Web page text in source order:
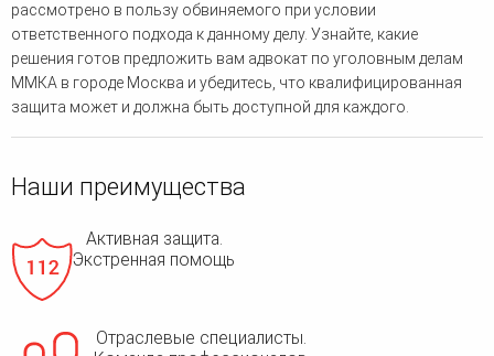
рассмотрено в пользу обвиняемого при условии
ответственного подхода к данному делу. Узнайте, какие
решения готов предложить вам адвокат по уголовным делам
ММКА в городе Москва и убедитесь, что квалифицированная
защита может и должна быть доступной для каждого.
Наши преимущества
Активная защита.
Экстренная помощь
Отраслевые специалисты.